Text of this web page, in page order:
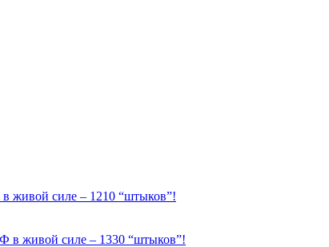
живой силе – 1210 “штыков”!
в живой силе – 1330 “штыков”!